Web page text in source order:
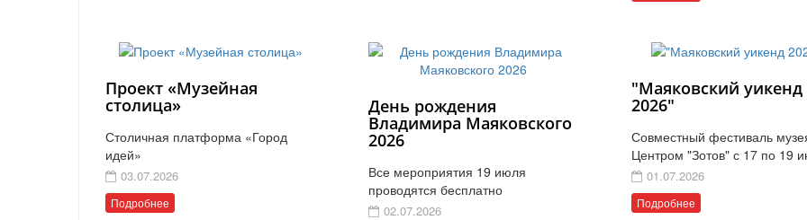
Проект «Музейная
столица»
Столичная платформа «Город
идей»
03.07.2026
Подробнее
День рождения
Владимира Маяковского
2026
Все мероприятия 19 июля
проводятся бесплатно
02.07.2026
"Маяковский уикенд
2026"
Совместный фестиваль
Центром "Зотов" с 17 по 19
01.07.2026
Подробнее